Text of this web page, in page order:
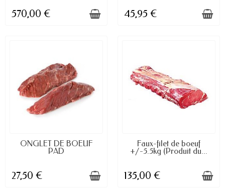
570,00 € 45,95 €
DISPONIBLE À LA COMMANDE
ONGLET DE BOEUF
PAD
27,50 €
DISPONIBLE
Faux-filet de boeuf
+/-5.5kg (Produit du...
135,00 €